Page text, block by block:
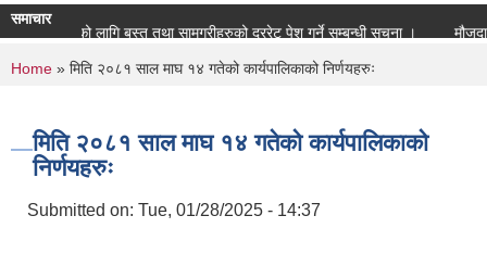
समाचार
०८४ को लागि बस्तु तथा सामग्रीहरुको दररेट पेश गर्ने सम्बन्धी सूचना ।
You are here
Home » मिति २०८१ साल माघ १४ गतेको कार्यपालिकाको निर्णयहरुः
मिति २०८१ साल माघ १४ गतेको कार्यपालिकाको
निर्णयहरुः
Submitted on: Tue, 01/28/2025 - 14:37